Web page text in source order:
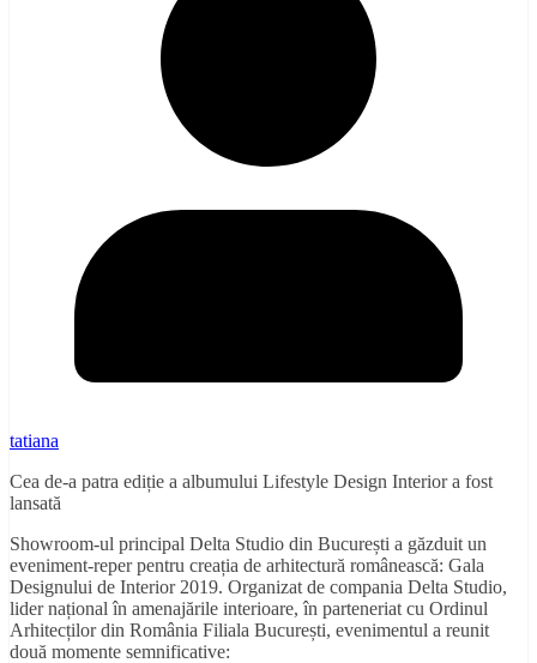
tatiana
Cea de-a patra ediție a albumului Lifestyle Design Interior a fost
lansată
Showroom-ul principal Delta Studio din București a găzduit un
eveniment-reper pentru creația de arhitectură românească: Gala
Designului de Interior 2019. Organizat de compania Delta Studio,
lider național în amenajările interioare, în parteneriat cu Ordinul
Arhitecților din România Filiala București, evenimentul a reunit
două momente semnificative: